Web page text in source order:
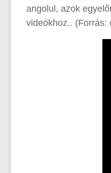
angolul, azok
videókhoz.. (Forrás: